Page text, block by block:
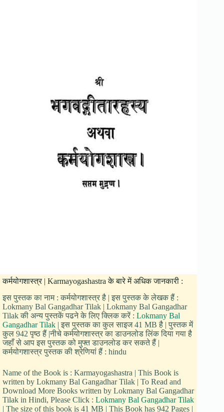
कर्मयोगशास्त्र | Karmayogashastra के बारे में अधिक जानकारी :
इस पुस्तक का नाम : कर्मयोगशास्त्र है | इस पुस्तक के लेखक हैं :
Lokmany Bal Gangadhar Tilak | Lokmany Bal Gangadhar
Tilak की अन्य पुस्तकें पढने के लिए क्लिक करें : Lokmany Bal
Gangadhar Tilak | इस पुस्तक का कुल साइज 41 MB है | पुस्तक में
कुल 942 पृष्ठ हैं |नीचे कर्मयोगशास्त्र का डाउनलोड लिंक दिया गया है
जहाँ से आप इस पुस्तक को मुफ्त डाउनलोड कर सकते हैं |
कर्मयोगशास्त्र पुस्तक की श्रेणियां हैं : hindu
Name of the Book is : Karmayogashastra | This Book is
written by Lokmany Bal Gangadhar Tilak | To Read and
Download More Books written by Lokmany Bal Gangadhar
Tilak in Hindi, Please Click : Lokmany Bal Gangadhar Tilak
| The size of this book is 41 MB | This Book has 942 Pages |